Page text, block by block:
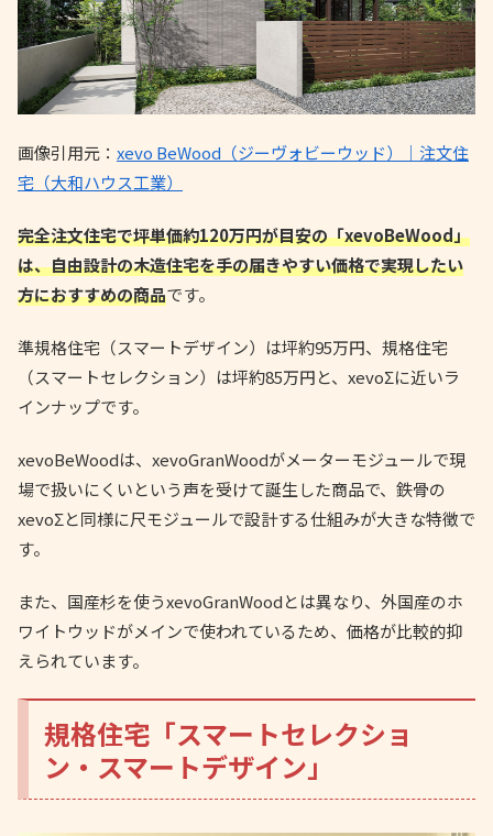
画像引用元： xevo BeWood（ジーヴォビーウッド）｜注文住
宅（大和ハウス工業）
完全注文住宅で坪単価約120万円が目安の「xevoBeWood」
は、自由設計の木造住宅を手の届きやすい価格で実現したい
方におすすめの商品です。
準規格住宅（スマートデザイン）は坪約95万円、規格住宅
（スマートセレクション）は坪約85万円と、xevoΣに近いラ
インナップです。
xevoBeWoodは、xevoGranWoodがメーターモジュールで現
場で扱いにくいという声を受けて誕生した商品で、鉄骨の
xevoΣと同様に尺モジュールで設計する仕組みが大きな特徴で
す。
また、国産杉を使うxevoGranWoodとは異なり、外国産のホ
ワイトウッドがメインで使われているため、価格が比較的抑
えられています。
規格住宅「スマートセレクショ
ン・スマートデザイン」